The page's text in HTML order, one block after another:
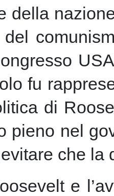
della
fu
di
pieno nel
che
e